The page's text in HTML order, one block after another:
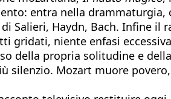
entra nella
Salieri, Haydn, Bach. Infine il
gridati, niente enfasi
della propria solitudine e
Mozart muore